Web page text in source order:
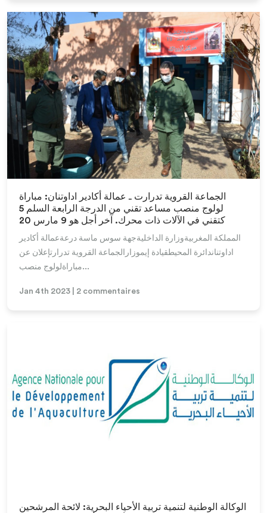
Lire la suite
الجماعة القروية تدرارت ـ عمالة أكادير اداوتنان: مباراة
لولوج منصب مساعد تقني من الدرجة الرابعة السلم 5
كتقني في الآلات ذات محرك. آخر أجل هو 9 مارس 20
المملكة المغربيةوزارة الداخليةجهة سوس ماسة درعةعمالة أكادير
اداوتناندائرة المحيطقيادة إيموزارالجماعة القروية تدرارتإعلان عن
مباراةلولوج منصب...
Jan 4th 2023 | 2 commentaires
الوكالة الوطنية لتنمية تربية الأحياء البحرية: لائحة المرشحين